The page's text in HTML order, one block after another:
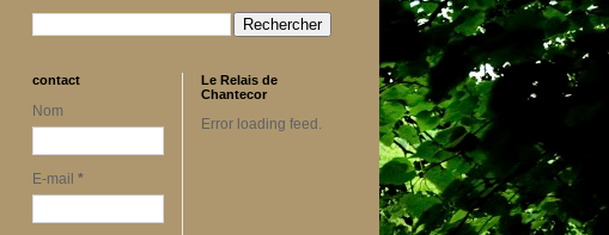
contact
Nom
E-mail *
Le Relais de
Chantecor
Error loading feed.